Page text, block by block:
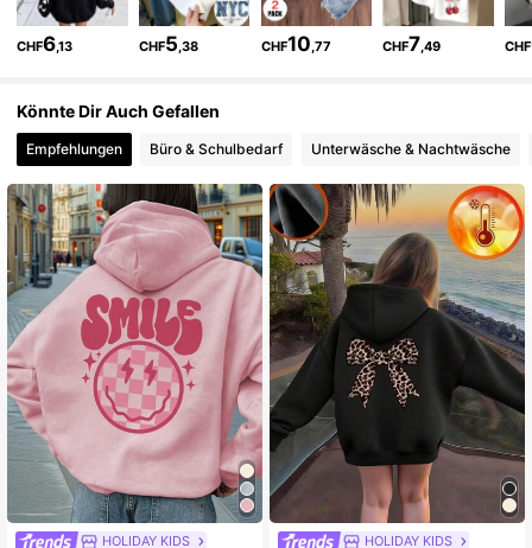
4,88 141K Follower
4,88 141K Follower
4,88 141K Follower
4,88 141K Follower
4,88 141K Follower
CHF6,13 CHF5,38 CHF10,77 CHF7,49 CHF
Könnte Dir Auch Gefallen
Empfehlungen Büro & Schulbedarf Unterwäsche & Nachtwäsche
HOLIDAY KIDS HOLIDAY KIDS